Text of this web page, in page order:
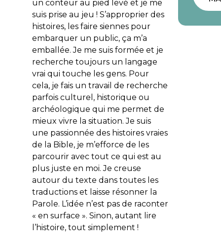
un conteur au pied levé et je me
suis prise au jeu ! S’approprier des
histoires, les faire siennes pour
embarquer un public, ça m’a
emballée. Je me suis formée et je
recherche toujours un langage
vrai qui touche les gens. Pour
cela, je fais un travail de recherche
parfois culturel, historique ou
archéologique qui me permet de
mieux vivre la situation. Je suis
une passionnée des histoires vraies
de la Bible, je m’efforce de les
parcourir avec tout ce qui est au
plus juste en moi. Je creuse
autour du texte dans toutes les
traductions et laisse résonner la
Parole. L’idée n’est pas de raconter
« en surface ». Sinon, autant lire
l’histoire, tout simplement !